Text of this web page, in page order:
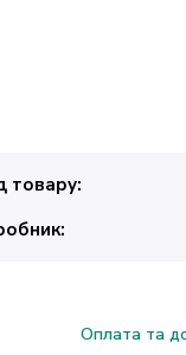
товару:
Оплата та